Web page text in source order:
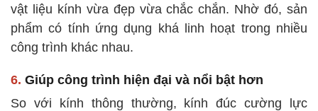
vật liệu kính vừa đẹp vừa chắc chắn. Nhờ đó, sản
phẩm có tính ứng dụng khá linh hoạt trong nhiều
công trình khác nhau.
6. Giúp công trình hiện đại và nổi bật hơn
So với kính thông thường, kính đúc cường lực